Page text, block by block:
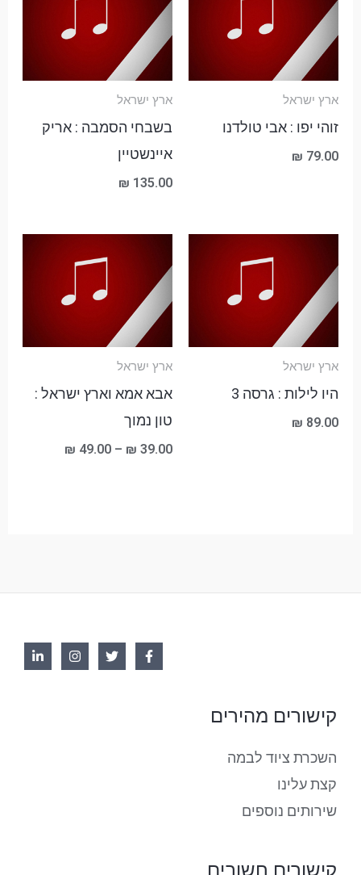
ארץ ישראל
זוהי יפו : אבי טולדנו
₪ 79.00
ארץ ישראל
בשבחי הסמבה : אריק
איינשטיין
₪ 135.00
ארץ ישראל
היו לילות : גרסה 3
₪ 89.00
ארץ ישראל
אבא אמא וארץ ישראל :
טון נמוך
₪ 39.00
–
₪ 49.00
עד
קישורים מהירים
השכרת ציוד לבמה
קצת עלינו
שירותים נוספים
קישורים חשובים